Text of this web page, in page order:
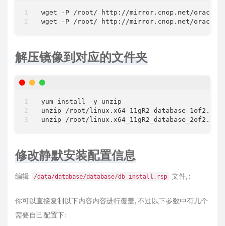
wget -P /root/ http://mirror.cnop.net/oracle/
解压镜像到对应的文件夹
yum install -y unzip
unzip /root/
修改静默安装配置信息
编辑 /data/database/database/db_install.rsp 文件, :
你可以直接复制以下内容内容进行覆盖, 不过以下参数中有几个
需要自己配置下: